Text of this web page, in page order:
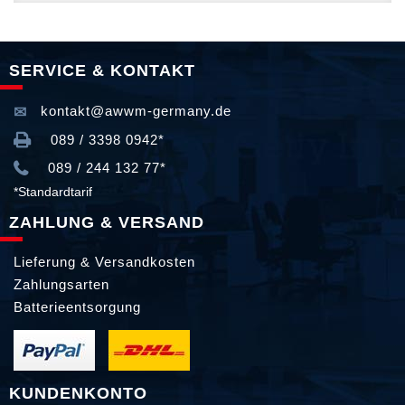
SERVICE & KONTAKT
kontakt@awwm-germany.de
089 / 3398 0942*
089 / 244 132 77*
*Standardtarif
ZAHLUNG & VERSAND
Lieferung & Versandkosten
Zahlungsarten
Batterieentsorgung
KUNDENKONTO